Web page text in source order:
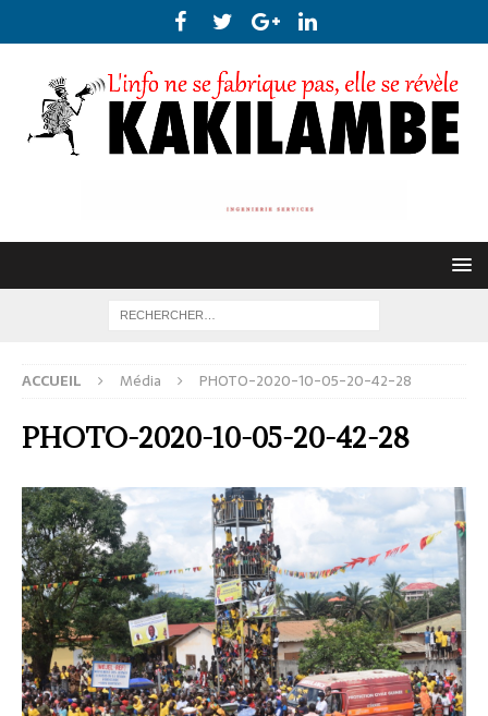
ACCUEIL Média PHOTO-2020-10-05-20-42-28
PHOTO-2020-10-05-20-42-28